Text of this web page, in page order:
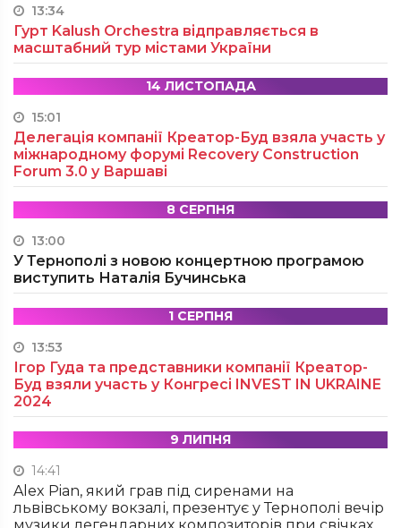
13:34
Гурт Kalush Orchestra відправляється в
масштабний тур містами України
14 ЛИСТОПАДА
15:01
Делегація компанії Креатор-Буд взяла участь у
міжнародному форумі Recovery Construction
Forum 3.0 у Варшаві
8 СЕРПНЯ
13:00
У Тернополі з новою концертною програмою
виступить Наталія Бучинська
1 СЕРПНЯ
13:53
Ігор Гуда та представники компанії Креатор-
Буд взяли участь у Конгресі INVEST IN UKRAINE
2024
9 ЛИПНЯ
14:41
Alex Pian, який грав під сиренами на
львівському вокзалі, презентує у Тернополі вечір